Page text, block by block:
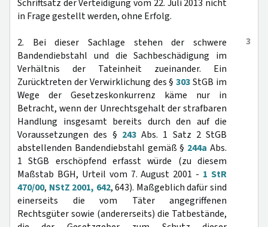
Schriftsatz der Verteidigung vom 22. Juli 2013 nicht
in Frage gestellt werden, ohne Erfolg.
3
2. Bei dieser Sachlage stehen der schwere
Bandendiebstahl und die Sachbeschädigung im
Verhältnis der Tateinheit zueinander. Ein
Zurücktreten der Verwirklichung des §303StGB im
Wege der Gesetzeskonkurrenz käme nur in
Betracht, wenn der Unrechtsgehalt der strafbaren
Handlung insgesamt bereits durch den auf die
Voraussetzungen des § 243Abs. 1 Satz 2 StGB
abstellenden Bandendiebstahl gemäß § 244a Abs.
1 StGB erschöpfend erfasst würde (zu diesem
Maßstab BGH, Urteil vom 7. August 2001 - 1 StR
470/00, NStZ 2001, 642, 643). Maßgeblich dafür sind
einerseits die vom Täter angegriffenen
Rechtsgüter sowie (andererseits) die Tatbestände,